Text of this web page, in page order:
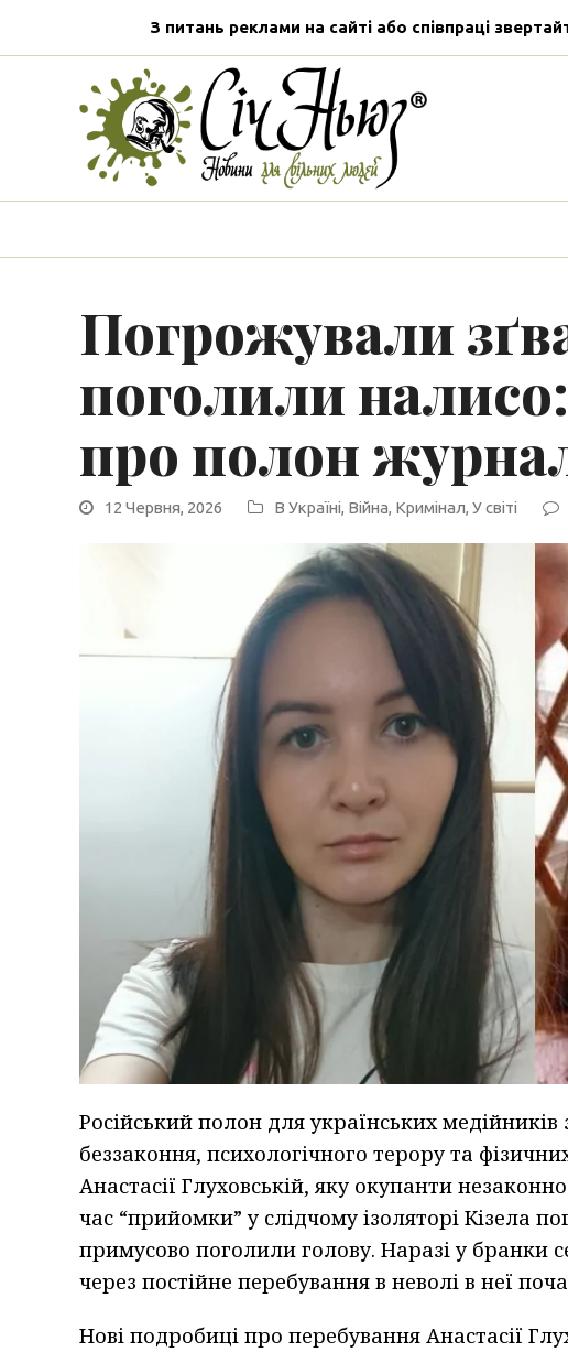
З питань реклами на сайті або співпраці
Погрожували
поголили налисо:
про полон
12 Червня, 2026 В Україні, Війна, Кримінал, У світі
Російський полон для українських
беззаконня, психологічного терору та
Анастасії Глуховській, яку окупанти
час “прийомки” у слідчому ізоляторі Кізела
примусово поголили голову. Наразі у бранки
через постійне перебування в неволі в неї
Нові подробиці про перебування Анастасії